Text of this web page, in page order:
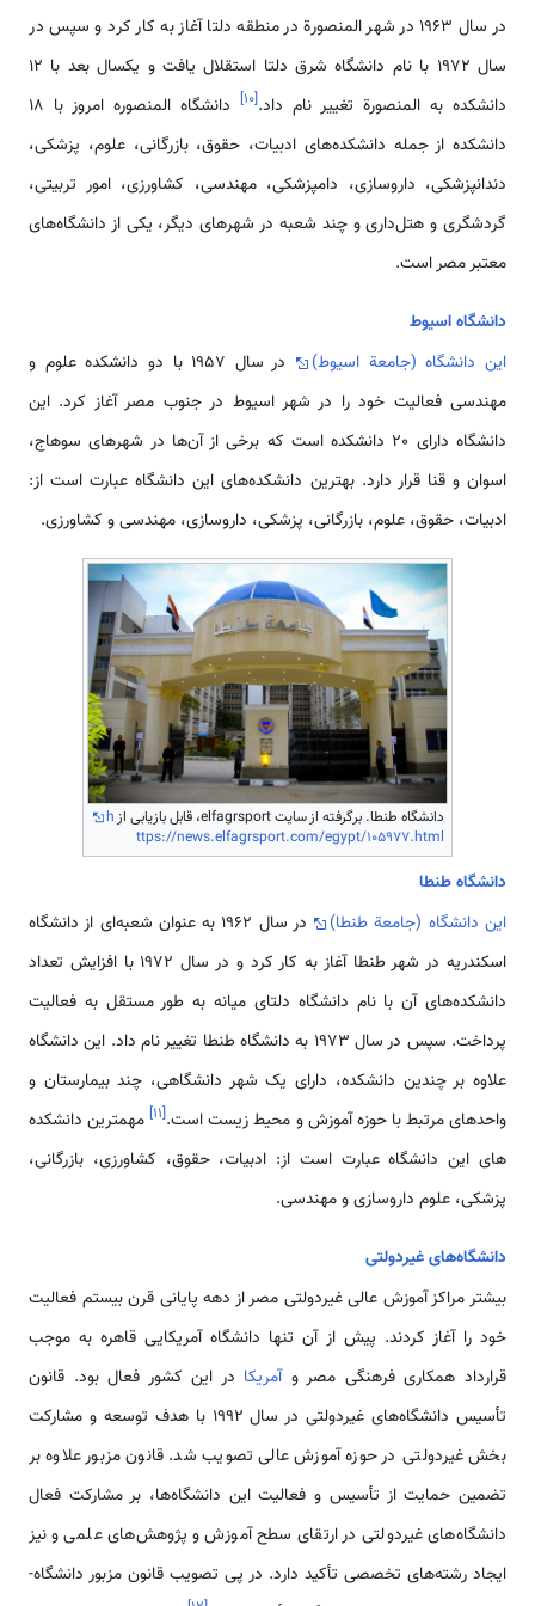
در سال 1963 در شهر المنصورة در منطقه دلتا آغاز به کار کرد و سپس در
سال 1972 با نام دانشگاه شرق دلتا استقلال یافت و یکسال بعد با 12
دانشکده به المنصورة تغییر نام داد.[۱۰]
دانشگاه المنصوره امروز با 18
دانشکده از جمله دانشکده­‌های ادبیات، حقوق، بازرگانی، علوم، پزشکی،
دندانپزشکی، داروسازی، دامپزشکی، مهندسی، کشاورزی، امور تربیتی،
گردشگری و هتل‌داری و چند شعبه در شهرهای دیگر، یکی از دانشگاه­‌های
معتبر مصر است.
دانشگاه اسیوط
این دانشگاه (جامعة اسیوط)
در سال 1957 با دو دانشکده علوم و
مهندسی فعالیت خود را در شهر اسیوط در جنوب مصر آغاز کرد. این
دانشگاه دارای 20 دانشکده است که برخی از آن‌ها در شهرهای سوهاج،
اسوان و قنا قرار دارد. بهترین دانشکده­‌های این دانشگاه عبارت است از:
ادبیات، حقوق، علوم، بازرگانی، پزشکی، داروسازی، مهندسی و کشاورزی.
دانشگاه طنطا. برگرفته از سایت elfagrsport، قابل بازیابی از
h
ttps://news.elfagrsport.com/egypt/105977.html
دانشگاه طنطا
این دانشگاه (جامعة طنطا)
در سال 1962 به عنوان شعبه­‌ای از دانشگاه
اسکندریه در شهر طنطا آغاز به کار کرد و در سال 1972 با افزایش تعداد
دانشکده‌­های آن با نام دانشگاه دلتای میانه به طور مستقل به فعالیت
پرداخت. سپس در سال 1973 به دانشگاه طنطا تغییر نام داد. این دانشگاه
علاوه بر چندین دانشکده، دارای یک شهر دانشگاهی، چند بیمارستان و
واحدهای مرتبط با حوزه آموزش و محیط زیست است.[۱۱]مهمترین دانشکده­‌
های این دانشگاه عبارت است از: ادبیات، حقوق، کشاورزی، بازرگانی،
پزشکی، علوم داروسازی و مهندسی.
دانشگاه­‌های غیردولتی
بیشتر مراکز آموزش عالی غیردولتی مصر از دهه پایانی قرن بیستم فعالیت
خود را آغاز کردند. پیش از آن تنها دانشگاه آمریکایی قاهره به موجب
قرارداد همکاری فرهنگی مصر وآمریکا در این کشور فعال بود. قانون
تأسیس دانشگاه‌­های غیردولتی در سال 1992 با هدف توسعه و مشارکت
بخش غیردولتی در حوزه آموزش عالی تصویب شد. قانون مزبور علاوه بر
تضمین حمایت از تأسیس و فعالیت این دانشگاه­‌ها، بر مشارکت فعال
دانشگاه‌­های غیردولتی در ارتقای سطح آموزش و پژوهش‌­های علمی و نیز
ایجاد رشته‌­های تخصصی تأکید دارد. در پی تصویب قانون مزبور دانشگاه‌­